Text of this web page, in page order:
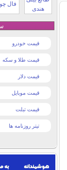
هندی
فال
قیمت خودرو
قیمت طلا و سکه
قیمت دلار
قیمت موبایل
قیمت تبلت
تیتر روزنامه ها